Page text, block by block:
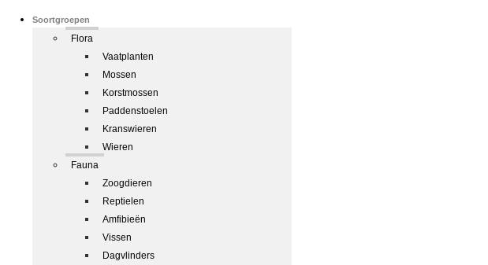
Soortgroepen
Flora
Vaatplanten
Mossen
Korstmossen
Paddenstoelen
Kranswieren
Wieren
Fauna
Zoogdieren
Reptielen
Amfibieën
Vissen
Dagvlinders